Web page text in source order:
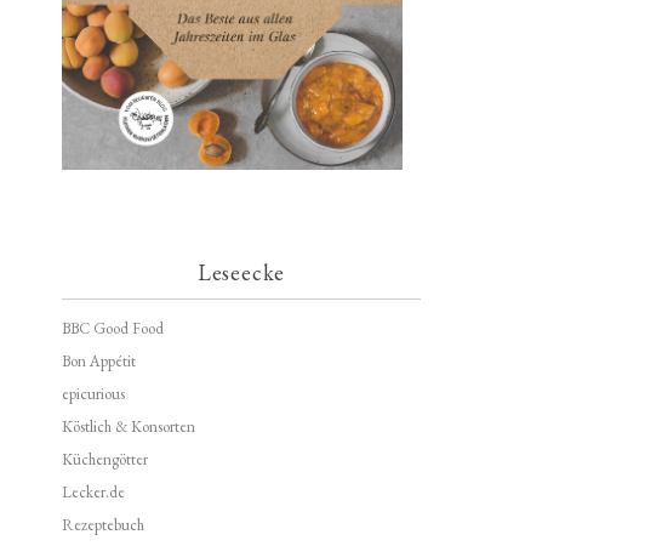
Leseecke
BBC Good Food
Bon Appétit
epicurious
Köstlich & Konsorten
Küchengötter
Lecker.de
Rezeptebuch